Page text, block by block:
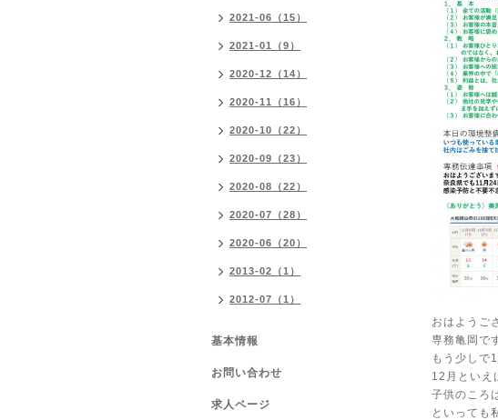
おはようご
専務亀岡で
もう少しで
12月といえ
子供のころ
といっても
2021-06（15）
2021-01（9）
2020-12（14）
2020-11（16）
2020-10（22）
2020-09（23）
2020-08（22）
2020-07（28）
2020-06（20）
2013-02（1）
2012-07（1）
基本情報
お問い合わせ
求人ページ